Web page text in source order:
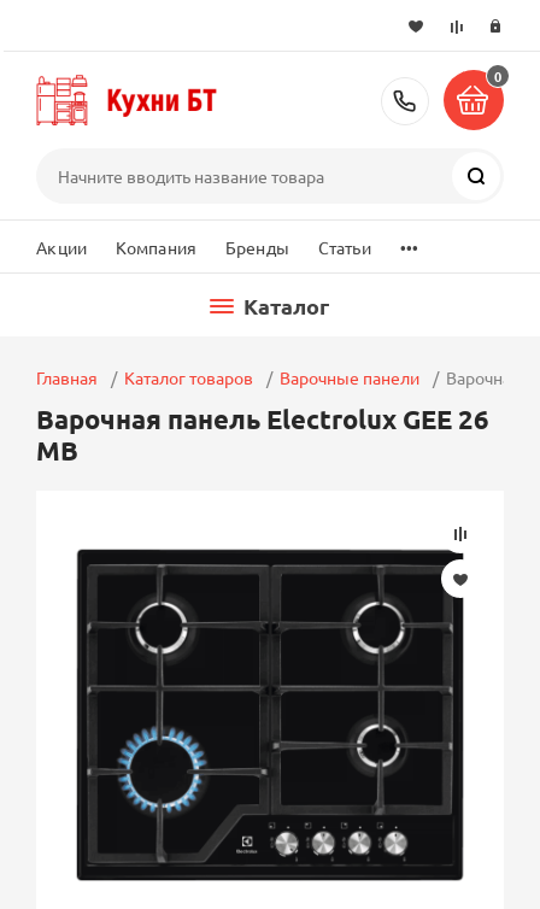
+7 (495)
0
Акции Компания Бренды Статьи ...
Каталог
Главная Каталог товаров Варочные панели Варочная
Варочная панель Electrolux GEE 26
MB